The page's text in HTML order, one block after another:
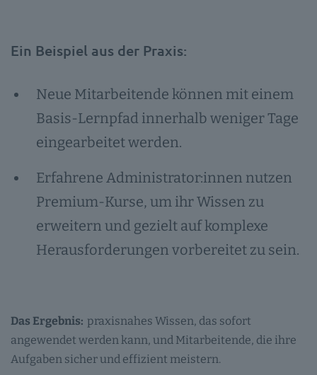
Ein Beispiel aus der Praxis:
Neue Mitarbeitende können mit einem
Basis-Lernpfad innerhalb weniger Tage
eingearbeitet werden.
Erfahrene Administrator:innen nutzen
Premium-Kurse, um ihr Wissen zu
erweitern und gezielt auf komplexe
Herausforderungen vorbereitet zu sein.
Das Ergebnis: praxisnahes Wissen, das sofort
angewendet werden kann, und Mitarbeitende, die ihre
Aufgaben sicher und effizient meistern.